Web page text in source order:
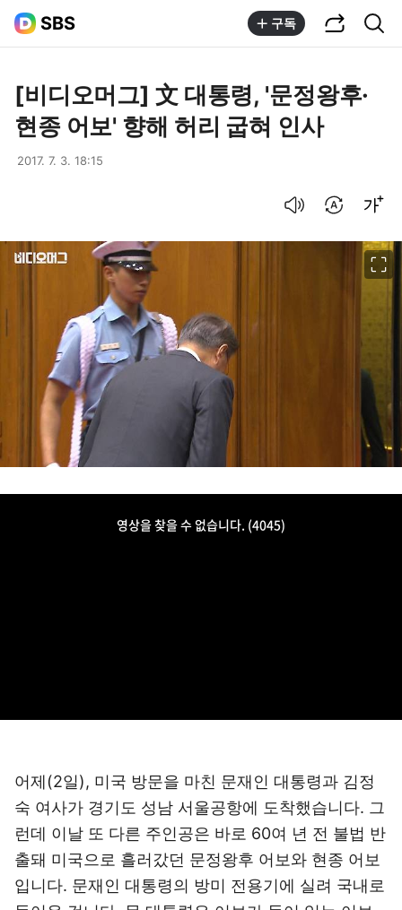
SBS 구독
[비디오머그] 文 대통령, '문정왕후·
현종 어보' 향해 허리 굽혀 인사
2017. 7. 3. 18:15
어제(2일), 미국 방문을 마친 문재인 대통령과 김정
숙 여사가 경기도 성남 서울공항에 도착했습니다. 그
런데 이날 또 다른 주인공은 바로 60여 년 전 불법 반
출돼 미국으로 흘러갔던 문정왕후 어보와 현종 어보
입니다. 문재인 대통령의 방미 전용기에 실려 국내로